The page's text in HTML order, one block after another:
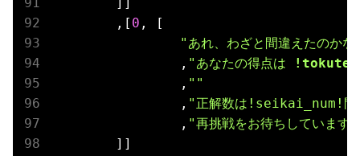
	,[
0 , [
" あれ、わざと間違えたのかな
		,
" あなたの得点は
		,
""
		,
"正解数は!seikai_num!
		,
"再挑戦をお待ちしています